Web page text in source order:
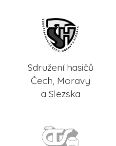
Sdružení hasičů
Čech, Moravy
a Slezska